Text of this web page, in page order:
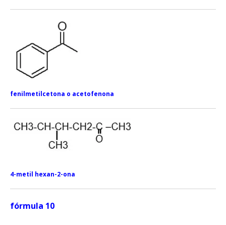
fenilmetilcetona o acetofenona
4-metil hexan-2-ona
fórmula 10